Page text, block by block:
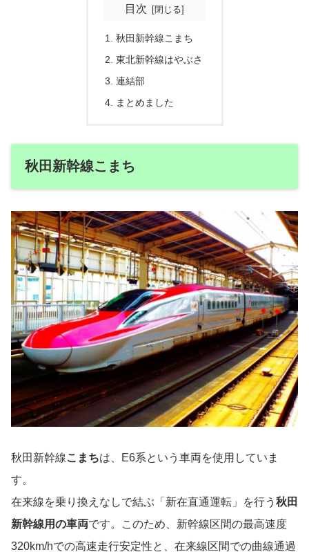
目次
秋田新幹線こまち
東北新幹線はやぶさ
連結部
まとめました
秋田新幹線こまち
秋田新幹線こまちは、E6系という車両を使用していま
す。
在来線を乗り換えなしで結ぶ「新在直通運転」を行う 秋田
新幹線用の車両です。このため、新幹線区間の最高速度
320km/hでの高速走行安定性と、在来線区間での曲線通過